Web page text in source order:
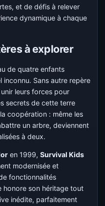
et de défis à relever
dynamique à chaque
à explorer
de quatre enfants
inconnu. Sans autre repère
leurs forces pour
secrets de cette terre
coopération : même les
un arbre, deviennent
à deux.
en 1999,Survival Kids
modernisée et
fonctionnalités
honore son héritage tout
inédite, parfaitement